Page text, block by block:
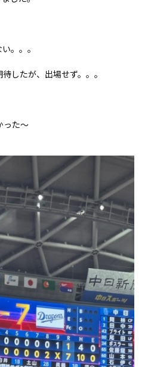
。。。
したが、出場せず。。。
った～